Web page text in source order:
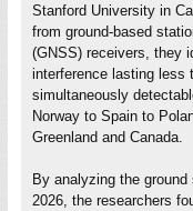
Stanford University in
from ground-based
(GNSS) receivers, they
interference lasting less
simultaneously
Norway to Spain to
Greenland and Canada.
By analyzing the
2026, the researchers